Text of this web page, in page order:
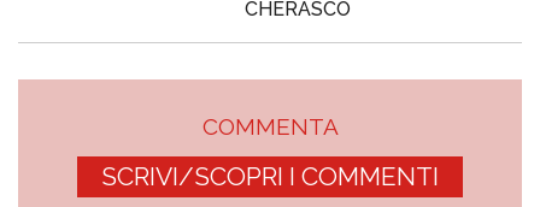
CHERASCO
COMMENTA
SCRIVI/SCOPRI I COMMENTI